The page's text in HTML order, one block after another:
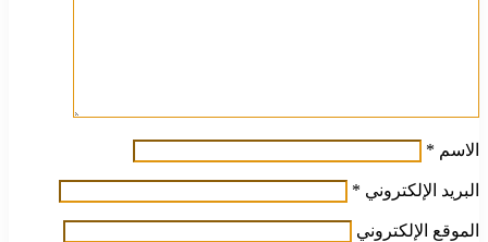
الاسم *
البريد الإلكتروني *
الموقع الإلكتروني